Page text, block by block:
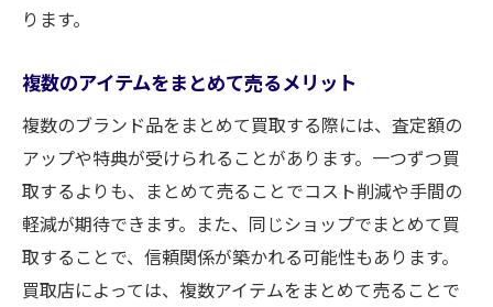
ります。
複数のアイテムをまとめて売るメリット
複数のブランド品をまとめて買取する際には、査定額の
アップや特典が受けられることがあります。一つずつ買
取するよりも、まとめて売ることでコスト削減や手間の
軽減が期待できます。また、同じショップでまとめて買
取することで、信頼関係が築かれる可能性もあります。
買取店によっては、複数アイテムをまとめて売ることで